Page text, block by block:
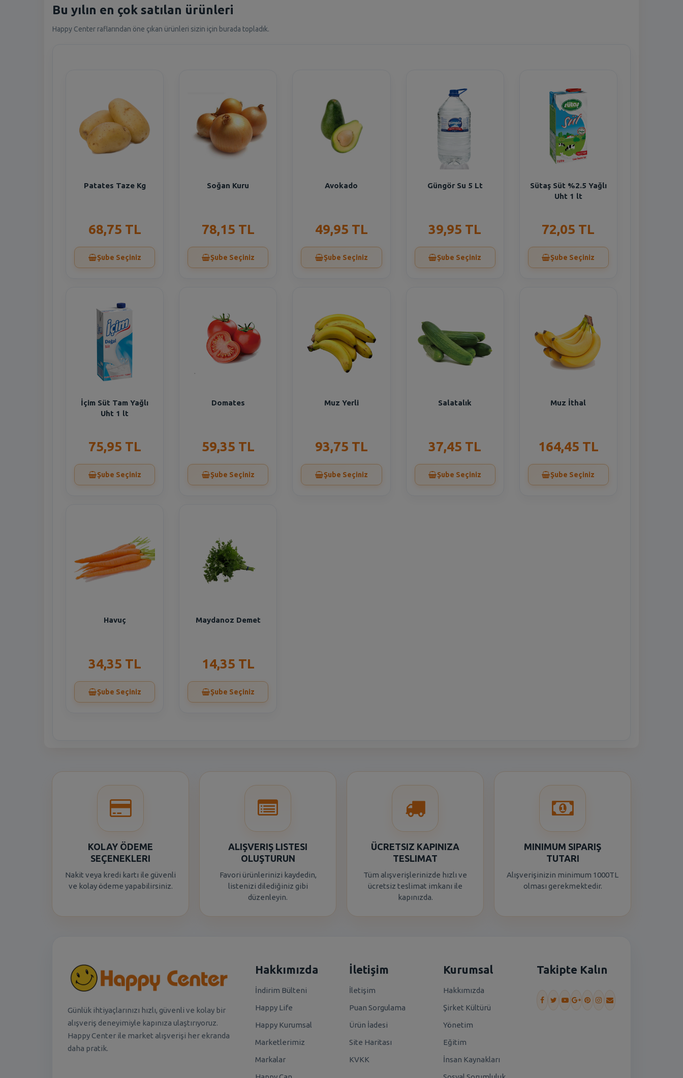
Bu yılın en çok satılan ürünleri
Happy Center raflarından öne çıkan ürünleri sizin için burada topladık.
Patates Taze Kg
68,75 TL
Şube Seçiniz
Soğan Kuru
78,15 TL
Şube Seçiniz
Avokado
49,95 TL
Şube Seçiniz
Güngör Su 5 Lt
39,95 TL
Şube Seçiniz
Sütaş Süt %2.5 Yağlı
Uht 1 lt
72,05 TL
Şube Seçiniz
İçim Süt Tam Yağlı
Uht 1 lt
75,95 TL
Şube Seçiniz
Domates
59,35 TL
Şube Seçiniz
Muz Yerli
93,75 TL
Şube Seçiniz
Salatalık
37,45 TL
Şube Seçiniz
Muz İthal
164,45 TL
Şube Seçiniz
Havuç
34,35 TL
Şube Seçiniz
Maydanoz Demet
14,35 TL
Şube Seçiniz
KOLAY ÖDEME
SEÇENEKLERI
Nakit veya kredi kartı ile güvenli
ve kolay ödeme yapabilirsiniz.
ALIŞVERIŞ LISTESI
OLUŞTURUN
Favori ürünlerinizi kaydedin,
listenizi dilediğiniz gibi
düzenleyin.
ÜCRETSIZ KAPINIZA
TESLIMAT
Tüm alışverişlerinizde hızlı ve
ücretsiz teslimat imkanı ile
kapınızda.
MINIMUM SIPARIŞ
TUTARI
Alışverişinizin minimum 1000TL
olması gerekmektedir.
Günlük ihtiyaçlarınızı hızlı, güvenli ve kolay bir
alışveriş deneyimiyle kapınıza ulaştırıyoruz.
Happy Center ile market alışverişi her ekranda
daha pratik.
Hakkımızda
İndirim Bülteni
Happy Life
Happy Kurumsal
Marketlerimiz
Markalar
İletişim
İletişim
Puan Sorgulama
Ürün İadesi
Site Haritası
KVKK
Kurumsal
Hakkımızda
Şirket Kültürü
Yönetim
Eğitim
İnsan Kaynakları
Takipte Kalın